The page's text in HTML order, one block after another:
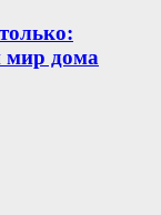
мир дома